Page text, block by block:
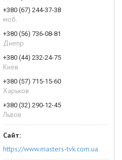
+380 (67) 244-37-38
моб.
+380 (56) 736-08-81
Днепр
+380 (44) 232-24-75
Киев
+380 (57) 715-15-60
Харьков
+380 (32) 290-12-45
Львов
https://www.masters-tvk.com.ua